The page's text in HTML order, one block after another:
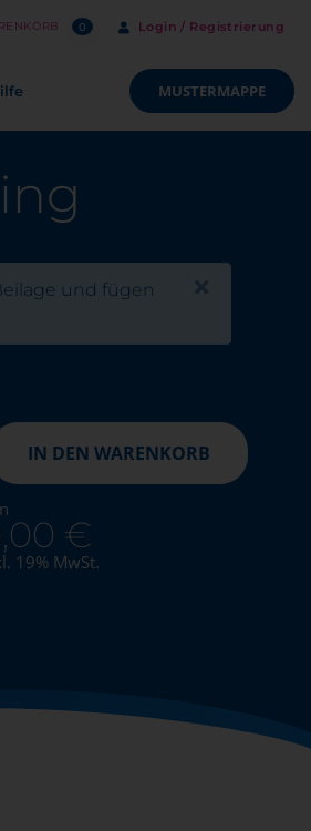
0 Login / Registrierung
MUSTERMAPPE
und fügen
IN DEN WARENKORB
€
19% MwSt.